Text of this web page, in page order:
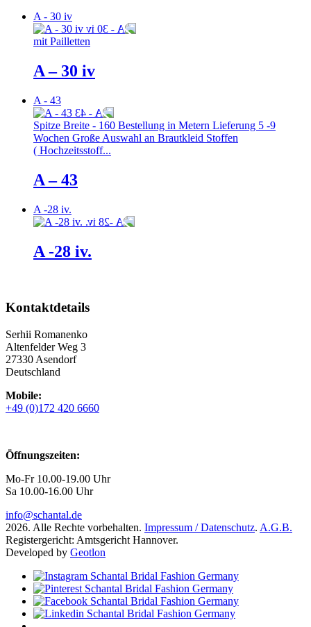
A - 30 iv
mit Pailletten
A – 30 iv
A - 43
Spitze Breite - 160 Bestellung in Metern Lieferung 5 -9
Wochen Große Auswahl an Brautkleid Stoffen
( Hochzeitsstoff...
A – 43
A -28 iv.
A -28 iv.
Kontaktdetails
Serhii Romanenko
Altenfelder Weg 3
27330 Asendorf
Deutschland
Mobile:
+49 (0)172 420 6660
Öffnungszeiten:
Mo-Fr 10.00-19.00 Uhr
Sa 10.00-16.00 Uhr
info@schantal.de
2026. Alle Rechte vorbehalten. Impressum / Datenschutz. A.G.B.
Registergericht: Amtsgericht Hannover.
Developed by Geotlon